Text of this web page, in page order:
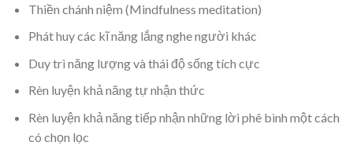
Thiền chánh niệm (Mindfulness meditation)
Phát huy các kĩ năng lắng nghe người khác
Duy trì năng lượng và thái độ sống tích cực
Rèn luyện khả năng tự nhận thức
Rèn luyện khả năng tiếp nhận những lời phê bình một cách
có chọn lọc